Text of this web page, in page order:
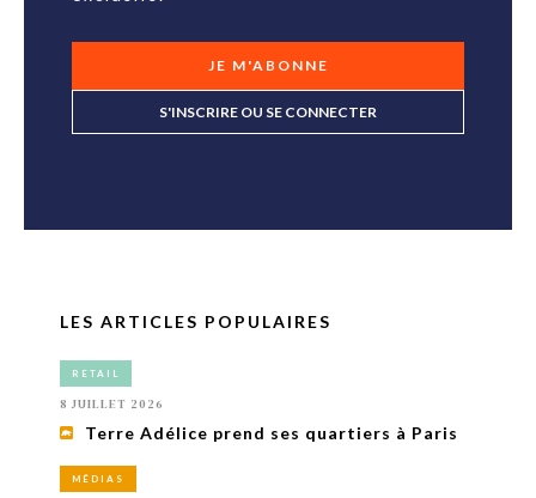
JE M'ABONNE
S'INSCRIRE OU SE CONNECTER
LES ARTICLES POPULAIRES
RETAIL
8 JUILLET 2026
Terre Adélice prend ses quartiers à Paris
MÉDIAS